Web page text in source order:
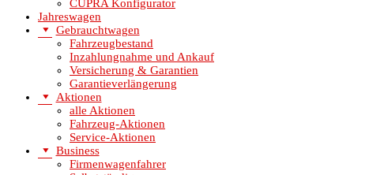
CUPRA Konfigurator
Jahreswagen
Gebrauchtwagen
Fahrzeugbestand
Inzahlungnahme und Ankauf
Versicherung & Garantien
Garantieverlängerung
Aktionen
alle Aktionen
Fahrzeug-Aktionen
Service-Aktionen
Business
Firmenwagenfahrer